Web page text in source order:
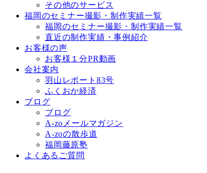
その他のサービス
福岡のセミナー撮影・制作実績一覧
福岡のセミナー撮影・制作実績一覧
直近の制作実績・事例紹介
お客様の声
お客様１分PR動画
会社案内
羽山レポート83号
ふくおか経済
ブログ
ブログ
A-zoメールマガジン
A-zoの散歩道
福岡藤原塾
よくあるご質問